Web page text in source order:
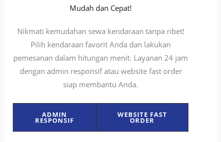
Mudah dan Cepat!
Nikmati kemudahan sewa kendaraan tanpa ribet!
Pilih kendaraan favorit Anda dan lakukan
pemesanan dalam hitungan menit. Layanan 24 jam
dengan admin responsif atau website fast order
siap membantu Anda.
ADMIN
RESPONSIF
WEBSITE FAST
ORDER